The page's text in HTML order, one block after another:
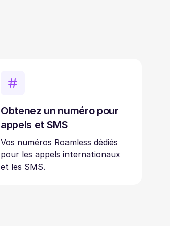
Obtenez un numéro pour
appels et SMS
Vos numéros Roamless dédiés
pour les appels internationaux
et les SMS.